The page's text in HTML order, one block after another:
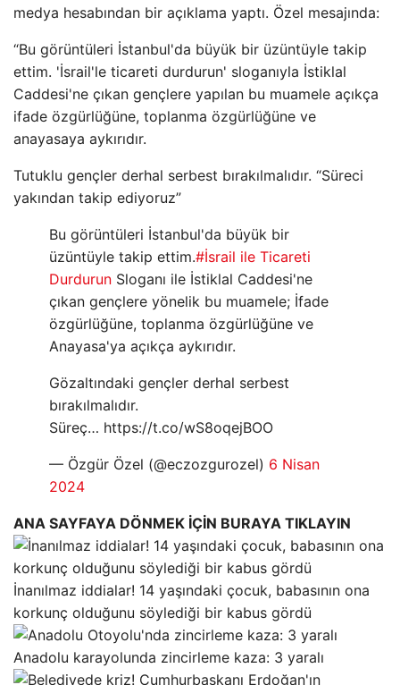
medya hesabından bir açıklama yaptı. Özel mesajında:
“Bu görüntüleri İstanbul'da büyük bir üzüntüyle takip
ettim. 'İsrail'le ticareti durdurun' sloganıyla İstiklal
Caddesi'ne çıkan gençlere yapılan bu muamele açıkça
ifade özgürlüğüne, toplanma özgürlüğüne ve
anayasaya aykırıdır.
Tutuklu gençler derhal serbest bırakılmalıdır. “Süreci
yakından takip ediyoruz”
Bu görüntüleri İstanbul'da büyük bir
üzüntüyle takip ettim.#İsrail ile Ticareti
Durdurun Sloganı ile İstiklal Caddesi'ne
çıkan gençlere yönelik bu muamele; İfade
özgürlüğüne, toplanma özgürlüğüne ve
Anayasa'ya açıkça aykırıdır.
Gözaltındaki gençler derhal serbest
bırakılmalıdır.
Süreç… https://t.co/wS8oqejBOO
— Özgür Özel (@eczozgurozel) 6 Nisan
2024
ANA SAYFAYA DÖNMEK İÇİN BURAYA TIKLAYIN
İnanılmaz iddialar! 14 yaşındaki çocuk, babasının ona
korkunç olduğunu söylediği bir kabus gördü
Anadolu karayolunda zincirleme kaza: 3 yaralı